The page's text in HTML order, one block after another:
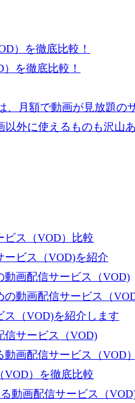
を徹底比較！
月額で動画が見放題
外に使えるものも沢山
ビス（VOD）比較
ービス（VOD)を紹介
動画配信サービス（VOD)
動画配信サービス（
（VOD)を紹介します
信サービス（VOD)
画配信サービス（VOD）
VOD）を徹底比較
動画配信サービス（